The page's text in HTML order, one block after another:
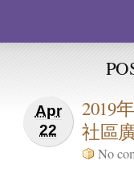
Apr
22
2019
社區
No